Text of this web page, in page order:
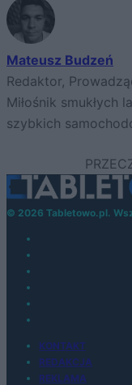
Mateusz Budzeń
Redaktor,
Miłośnik smukłych
szybkich
© 2026 Tabletowo.pl.
KONTAKT
REDAKCJA
REKLAMA